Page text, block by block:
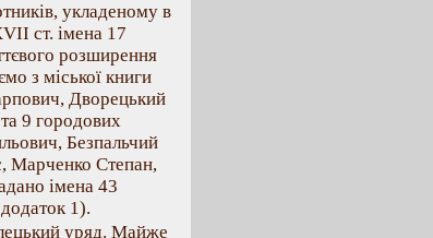
укладеному в
ст. імена 17
розширення
з міської книги
Дворецький
9 городових
Безпальчий
Марченко Степан,
імена 43
1).
уряд. Майже